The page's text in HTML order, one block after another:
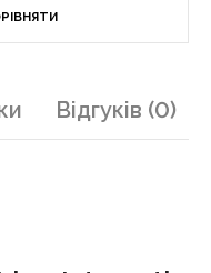
Відгуків (0)